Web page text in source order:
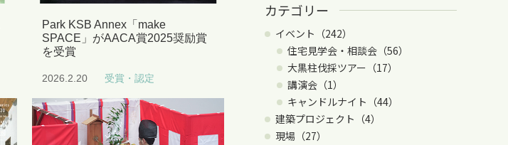
Park KSB Annex「make
SPACE」がAACA賞2025奨励賞
を受賞
2026.2.20 受賞・認定
カテゴリー
イベント（242）
住宅見学会・相談会（56）
大黒柱伐採ツアー（17）
講演会（1）
キャンドルナイト（44）
建築プロジェクト（4）
現場（27）